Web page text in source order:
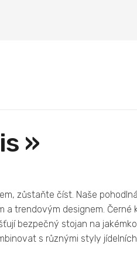
»
zůstaňte číst. Naše
a trendovým designem.
bezpečný stojan na
s různými styly jídelních